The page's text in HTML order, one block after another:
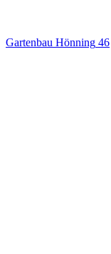
Gartenbau Hönning 46